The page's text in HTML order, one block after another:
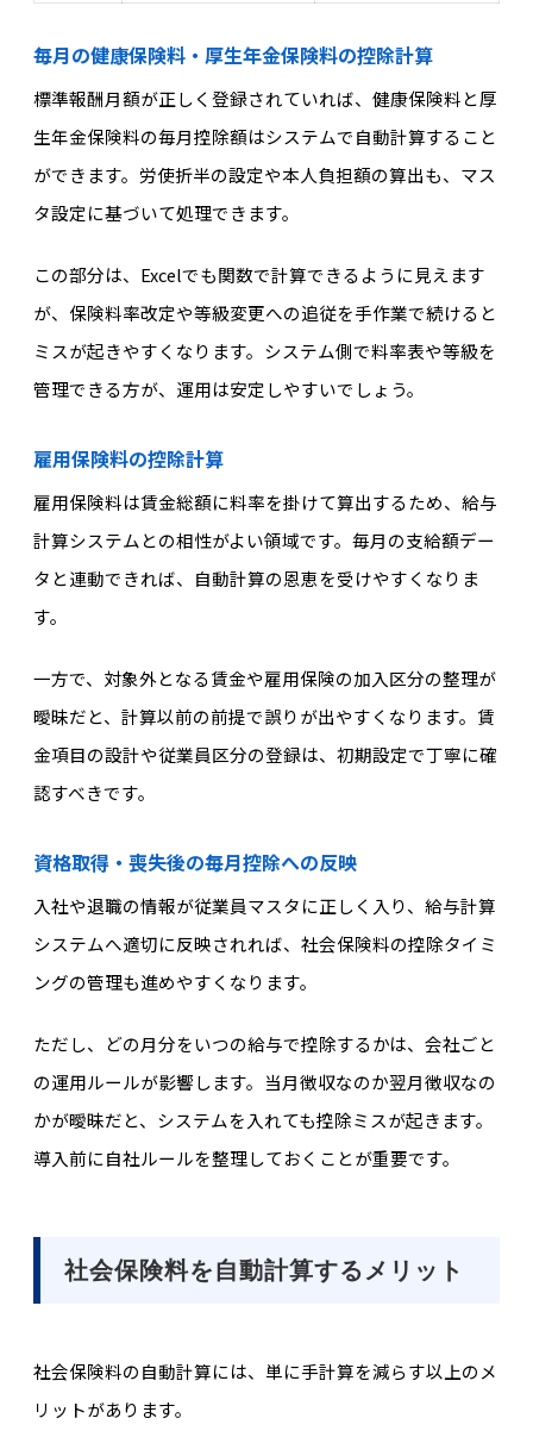
毎月の健康保険料・厚生年金保険料の控除計算
標準報酬月額が正しく登録されていれば、健康保険料と厚
生年金保険料の毎月控除額はシステムで自動計算すること
ができます。労使折半の設定や本人負担額の算出も、マス
タ設定に基づいて処理できます。
この部分は、Excelでも関数で計算できるように見えます
が、保険料率改定や等級変更への追従を手作業で続けると
ミスが起きやすくなります。システム側で料率表や等級を
管理できる方が、運用は安定しやすいでしょう。
雇用保険料の控除計算
雇用保険料は賃金総額に料率を掛けて算出するため、給与
計算システムとの相性がよい領域です。毎月の支給額デー
タと連動できれば、自動計算の恩恵を受けやすくなりま
す。
一方で、対象外となる賃金や雇用保険の加入区分の整理が
曖昧だと、計算以前の前提で誤りが出やすくなります。賃
金項目の設計や従業員区分の登録は、初期設定で丁寧に確
認すべきです。
資格取得・喪失後の毎月控除への反映
入社や退職の情報が従業員マスタに正しく入り、給与計算
システムへ適切に反映されれば、社会保険料の控除タイミ
ングの管理も進めやすくなります。
ただし、どの月分をいつの給与で控除するかは、会社ごと
の運用ルールが影響します。当月徴収なのか翌月徴収なの
かが曖昧だと、システムを入れても控除ミスが起きます。
導入前に自社ルールを整理しておくことが重要です。
社会保険料を自動計算するメリット
社会保険料の自動計算には、単に手計算を減らす以上のメ
リットがあります。